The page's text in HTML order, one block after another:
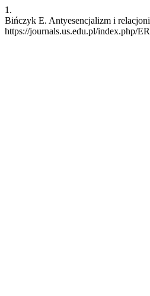
1.
Bińczyk E. Antyesencjalizm i
https://journals.us.edu.pl/index.php/